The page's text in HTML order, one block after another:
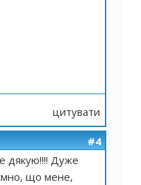
цитувати
#4
дякую!!!! Дуже
що мене,